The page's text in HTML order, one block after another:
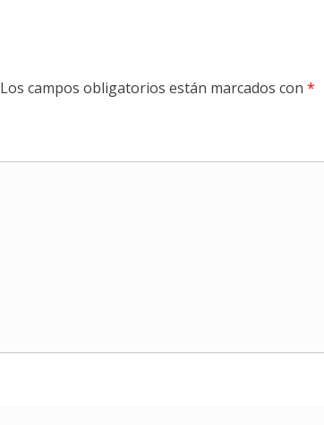
Los campos obligatorios están marcados con *